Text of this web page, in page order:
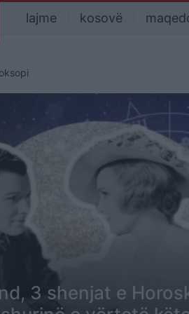
lajme kosovë
3 shenjat e